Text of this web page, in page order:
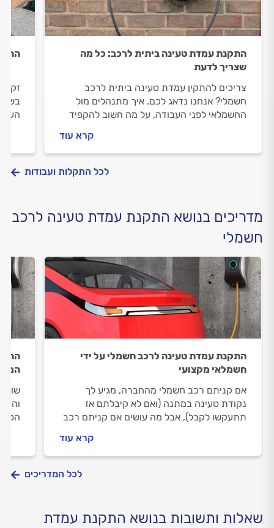
התקנת עמדת טעינה ביתית לרכב: כל מה
שצריך לדעת
צריכים להתקין עמדת טעינה ביתית לרכב
חשמלי? אנחנו נדאג לכם. איך מתנהלים מול
החשמלאי לפני העבודה, על מה חשוב להקפיד
קרא עוד
לכל התקלות ועבודות
מדריכים בנושא התקנת עמדת טעינה לרכב
חשמלי
התקנת עמדת טעינה לרכב חשמלי על ידי
חשמלאי מקצועי
אם קניתם רכב חשמלי מהחברה, מגיע לך
נקודת טעינה במתנה (ואם לא קיבלתם אז
תתעקשו לקבל), אבל מה עושים אם קניתם רכב
קרא עוד
שוק
חיי
לכל המדריכים
שאלות ותשובות בנושא התקנת עמדת